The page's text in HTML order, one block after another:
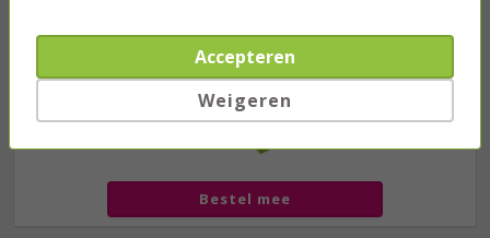
Bestel mee
Accepteren
Weigeren